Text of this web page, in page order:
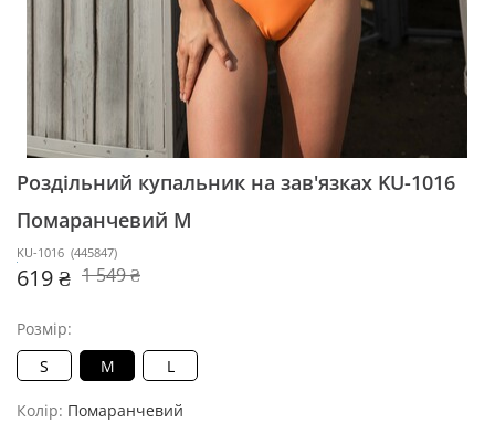
Роздільний купальник на зав'язках KU-1016
Помаранчевий M
KU-1016 (445847)
619 ₴ 1 549 ₴
Розмір:
S
M L
Колір: Помаранчевий